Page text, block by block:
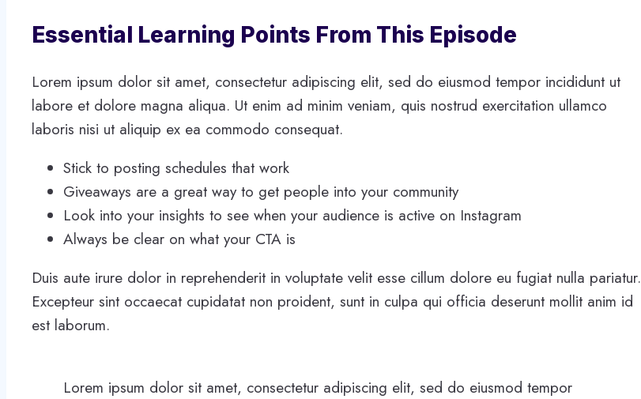
Essential Learning Points From This Episode
Lorem ipsum dolor sit amet, consectetur adipiscing elit, sed do eiusmod tempor incididunt ut
labore et dolore magna aliqua. Ut enim ad minim veniam, quis nostrud exercitation ullamco
laboris nisi ut aliquip ex ea commodo consequat.
Stick to posting schedules that work
Giveaways are a great way to get people into your community
Look into your insights to see when your audience is active on Instagram
Always be clear on what your CTA is
Duis aute irure dolor in reprehenderit in voluptate velit esse cillum dolore eu fugiat nulla pariatur.
Excepteur sint occaecat cupidatat non proident, sunt in culpa qui officia deserunt mollit anim id
est laborum.
Lorem ipsum dolor sit amet, consectetur adipiscing elit, sed do eiusmod tempor